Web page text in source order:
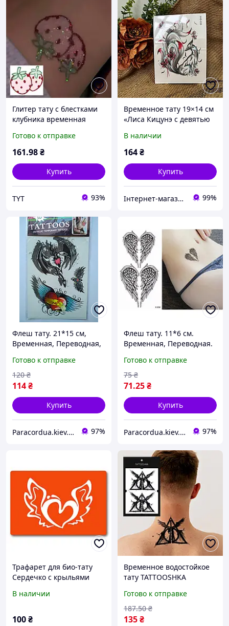
Глитер тату с блестками
клубника временная
татуировка с ягодами
блестящая наклейка
Готово к отправке
161.98₴
Купить
TYT 93%
Временное тату 19×14 см
«Лиса Кицунэ с девятью
восточная переводная
татуировка
В наличии
164₴
Купить
Інтернет-магазин "Толаніс" - ТОПові товари 99%
Флеш тату. 21*15 см,
Временная, Переводная,
Крылья, Кресты, Ангелы,
Демоны, 4375
Готово к отправке
114₴
120 ₴
Купить
Paracordua.kiev.ua 97%
Флеш тату. 11*6 см.
Временная, Переводная.
Готово к отправке
71.25₴
75 ₴
Купить
Paracordua.kiev.ua 97%
Трафарет для био-тату
Сердечко с крыльями
15х20 см
В наличии
100₴
Временное водостойкое
тату TATTOOSHKA
крыльями"
Готово к отправке
135₴
187.50 ₴